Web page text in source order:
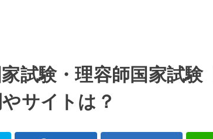
試験・理容師国家試験
サイトは？